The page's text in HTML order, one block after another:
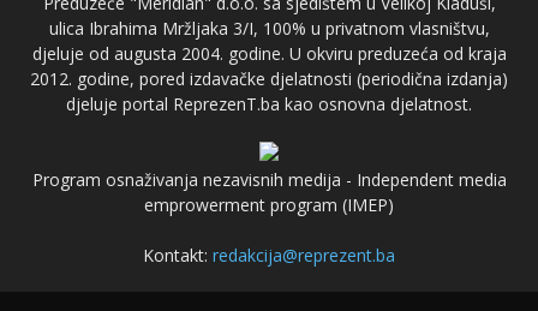
ulica Ibrahima Mržljaka 3/I, 100% u privatnom vlasništvu,
djeluje od augusta 2004. godine. U okviru preduzeća od kraja
2012. godine, pored izdavačke djelatnosti (periodična izdanja)
djeluje portal ReprezenT.ba kao osnovna djelatnost.
Program osnaživanja nezavisnih medija - Independent media
emprowerment program (IMEP)
Kontakt: redakcija@reprezent.ba